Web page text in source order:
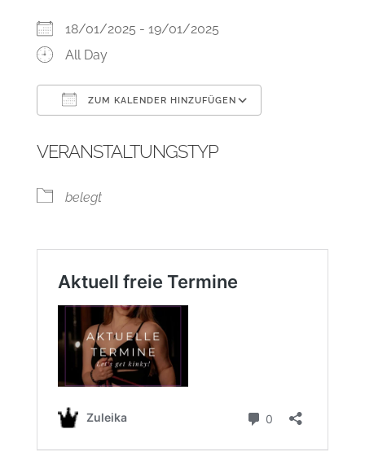
18/01/2025 - 19/01/2025
All Day
ZUM KALENDER HINZUFÜGEN
VERANSTALTUNGSTYP
belegt